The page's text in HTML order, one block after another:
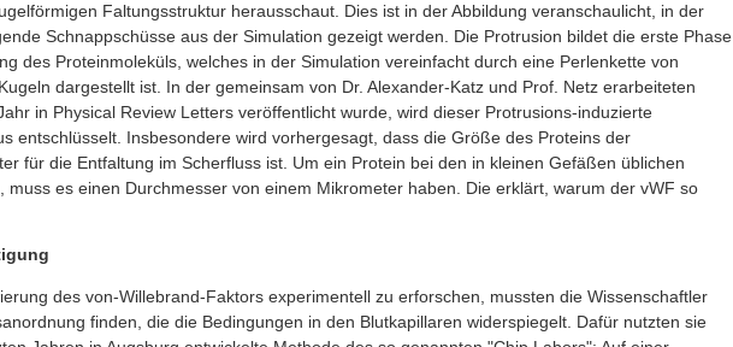
Faltungsstruktur herausschaut. Dies ist in der Abbildung veranschaulicht, in der
Schnappschüsse aus der Simulation gezeigt werden. Die Protrusion bildet die erste Phase
des Proteinmoleküls, welches in der Simulation vereinfacht durch eine Perlenkette von
dargestellt ist. In der gemeinsam von Dr. Alexander-Katz und Prof. Netz erarbeiteten
in Physical Review Letters veröffentlicht wurde, wird dieser Protrusions-induzierte
entschlüsselt. Insbesondere wird vorhergesagt, dass die Größe des Proteins der
für die Entfaltung im Scherfluss ist. Um ein Protein bei den in kleinen Gefäßen üblichen
muss es einen Durchmesser von einem Mikrometer haben. Die erklärt, warum der vWF so
des von-Willebrand-Faktors experimentell zu erforschen, mussten die Wissenschaftler
finden, die die Bedingungen in den Blutkapillaren widerspiegelt. Dafür nutzten sie